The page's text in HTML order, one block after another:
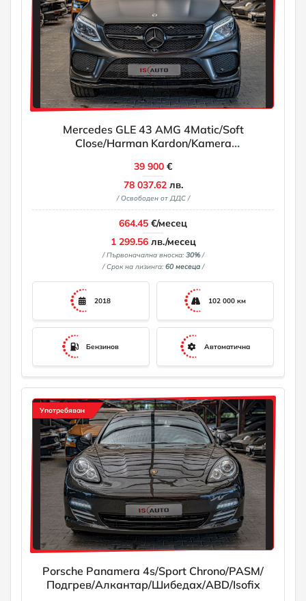
Mercedes GLE 43 AMG 4Matic/Soft
Close/Harman Kardon/Kamera
39 900 €
78 037.62лв.
/ Освободен от ДДС /
664.45 €/месец
1 299.56лв./месец
/ Първоначална вноска: 30%/
/ Срок на лизинга: 60 месеца/
2018 102 000 км
Бензинов Автоматична
Употребяван
Porsche Panamera 4s/Sport Chrono/PASM/
Подгрев/Алкантар/Шибедах/ABD/Isofix